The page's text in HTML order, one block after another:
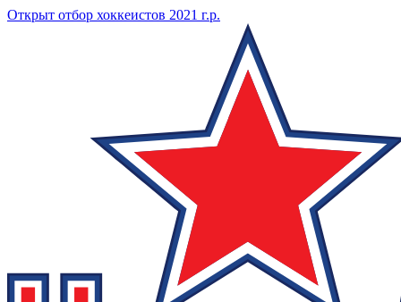
Открыт отбор хоккеистов 2021 г.р.